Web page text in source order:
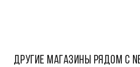
ДРУГИЕ МАГАЗИНЫ РЯДОМ С